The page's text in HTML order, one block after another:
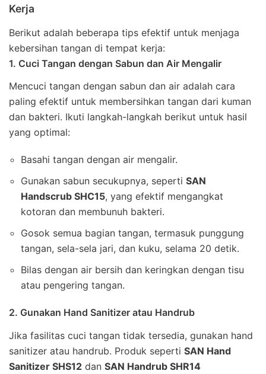
Kerja
Berikut adalah beberapa tips efektif untuk menjaga
kebersihan tangan di tempat kerja:
1. Cuci Tangan dengan Sabun dan Air Mengalir
Mencuci tangan dengan sabun dan air adalah cara
paling efektif untuk membersihkan tangan dari kuman
dan bakteri. Ikuti langkah-langkah berikut untuk hasil
yang optimal:
Basahi tangan dengan air mengalir.
Gunakan sabun secukupnya, seperti SAN
Handscrub SHC15, yang efektif mengangkat
kotoran dan membunuh bakteri.
Gosok semua bagian tangan, termasuk punggung
tangan, sela-sela jari, dan kuku, selama 20 detik.
Bilas dengan air bersih dan keringkan dengan tisu
atau pengering tangan.
2. Gunakan Hand Sanitizer atau Handrub
Jika fasilitas cuci tangan tidak tersedia, gunakan hand
sanitizer atau handrub. Produk seperti SAN Hand
Sanitizer SHS12 dan SAN Handrub SHR14